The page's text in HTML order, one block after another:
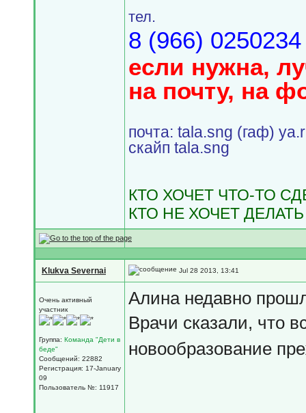
тел.
8 (966) 0250234
если нужна,
на почту, на
почта: tala.sng (гаф)
скайп tala.sng
КТО ХОЧЕТ ЧТО-ТО
КТО НЕ ХОЧЕТ
Klukva Severnai Jul 28 2013, 13:41
Очень активный
участник
Группа: Команда "Дети в
беде"
Сообщений: 22882
Регистрация: 17-January
09
Пользователь №: 11917
Алина недавно
Врачи сказали, что
новообразование